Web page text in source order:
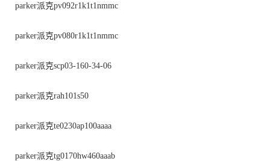
parker派克pv092r1k1t1nmmc
parker派克pv080r1k1t1nmmc
parker派克scp03-160-34-06
parker派克rah101s50
parker派克te0230ap100aaaa
parker派克tg0170hw460aaab